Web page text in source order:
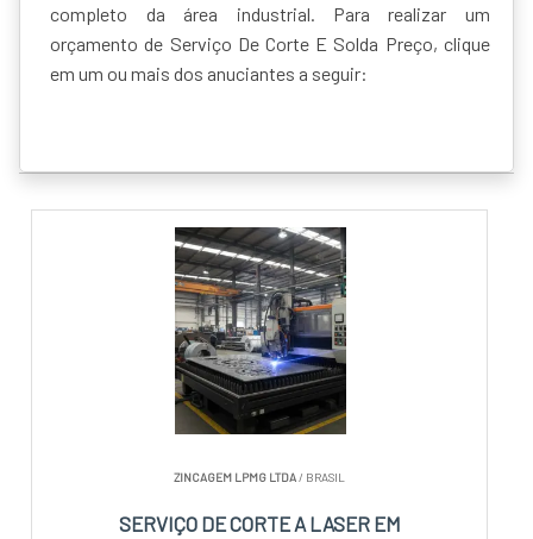
completo da área industrial. Para realizar um
orçamento de Serviço De Corte E Solda Preço, clique
em um ou mais dos anuciantes a seguir:
ZINCAGEM LPMG LTDA/ BRASIL
SERVIÇO DE CORTE A LASER EM